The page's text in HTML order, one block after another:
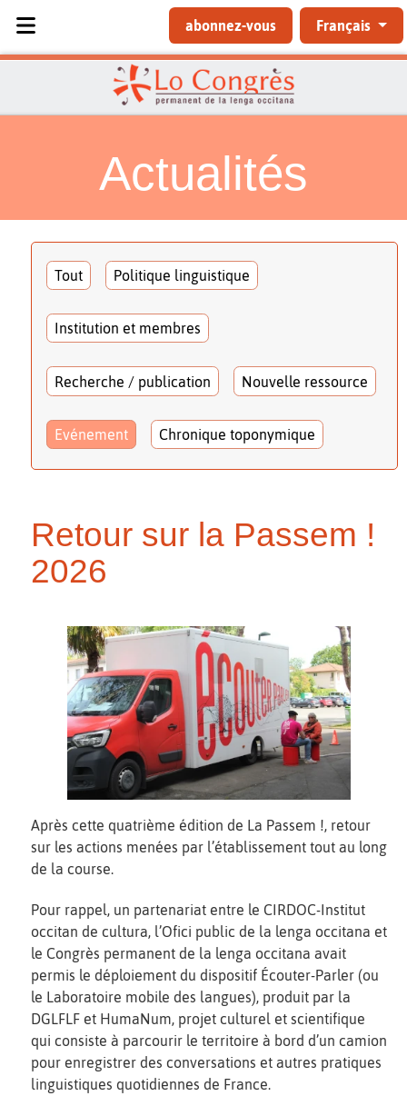
abonnez-vous Français
Actualités
Tout Politique linguistique
Institution et membres
Recherche / publication Nouvelle ressource
Evénement Chronique toponymique
Retour sur la Passem !
2026
Après cette quatrième édition de La Passem !, retour
sur les actions menées par l’établissement tout au long
de la course.
Pour rappel, un partenariat entre le CIRDOC-Institut
occitan de cultura, l’Ofici public de la lenga occitana et
le Congrès permanent de la lenga occitana avait
permis le déploiement du dispositif Écouter-Parler (ou
le Laboratoire mobile des langues), produit par la
DGLFLF et HumaNum, projet culturel et scientifique
qui consiste à parcourir le territoire à bord d’un camion
pour enregistrer des conversations et autres pratiques
linguistiques quotidiennes de France.